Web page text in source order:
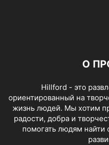
О
Hillford - это
ориентированный на
жизнь людей. Мы хотим
радости, добра и
помогать людям найти